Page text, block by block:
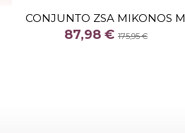
CONJUNTO ZSA MIKONOS M
87,98 € 175,95 €
COLOR